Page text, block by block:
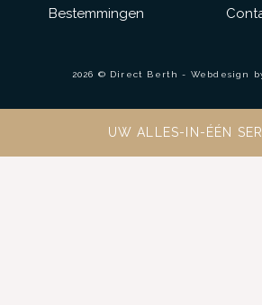
Bestemmingen
2026 © Direct Berth - Webdesign
UW ALLES-IN-ÉÉN